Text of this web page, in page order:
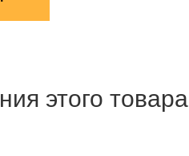
этого товара